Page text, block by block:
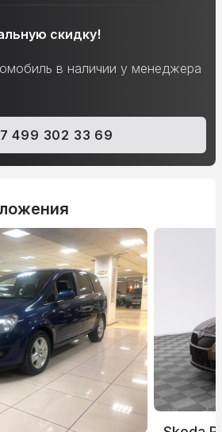
скидку!
в наличии у менеджера
499 302 33 69